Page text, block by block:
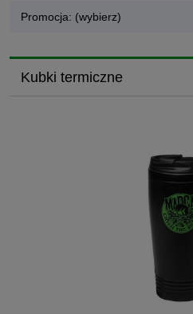
Promocja: (wybierz)
Kubki termiczne